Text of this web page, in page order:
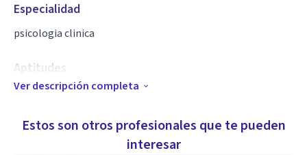
Especialidad
psicologia clinica
Aptitudes
deportista
Ver descripción completa
Estos son otros profesionales que te pueden
interesar